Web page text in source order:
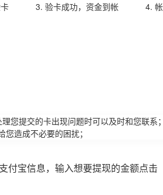
3. 验卡成功，资金到帐 4.
您提交的卡出现问题时可以及时和您联系；
造成不必要的困扰；
付宝信息，输入想要提现的金额点击